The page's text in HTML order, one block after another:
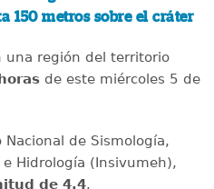
150 metros sobre el cráter
una región del territorio
de este miércoles 5 de
de Sismología,
Hidrología (Insivumeh),
de 4.4.